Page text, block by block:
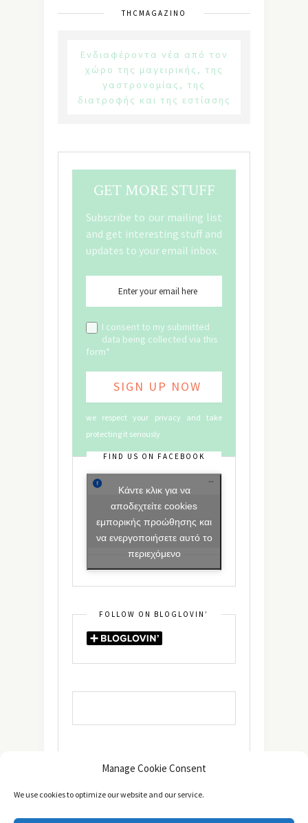
Manage Cookie Consent
We use cookies to optimize our website and our service.
THCMAGAZINO
Ενδιαφέροντα νέα από τον
χώρο της μαγειρικής, της
γαστρονομίας, της
διατροφής και της εστίασης
GET MORE STUFF
Subscribe to our mailing list
and get interesting stuff and
updates to your email inbox.
I consent to my submitted
data being collected via this
form*
we respect your privacy and take
protecting it seriously
FIND US ON FACEBOOK
Κάντε κλικ για να
αποδεχτείτε cookies
εμπορικής προώθησης και
να ενεργοποιήσετε αυτό το
περιεχόμενο
FOLLOW ON BLOGLOVIN’